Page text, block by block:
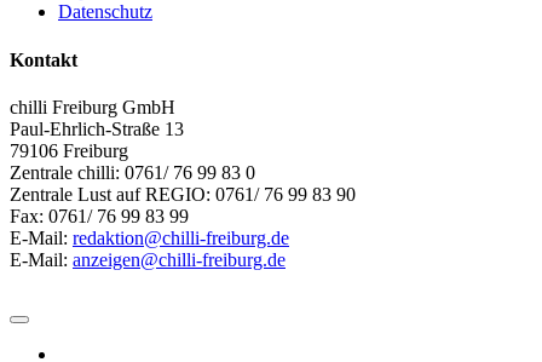
Datenschutz
Kontakt
chilli Freiburg GmbH
Paul-Ehrlich-Straße 13
79106 Freiburg
Zentrale chilli: 0761/ 76 99 83 0
Zentrale Lust auf REGIO: 0761/ 76 99 83 90
Fax: 0761/ 76 99 83 99
E-Mail: redaktion@chilli-freiburg.de
E-Mail: anzeigen@chilli-freiburg.de